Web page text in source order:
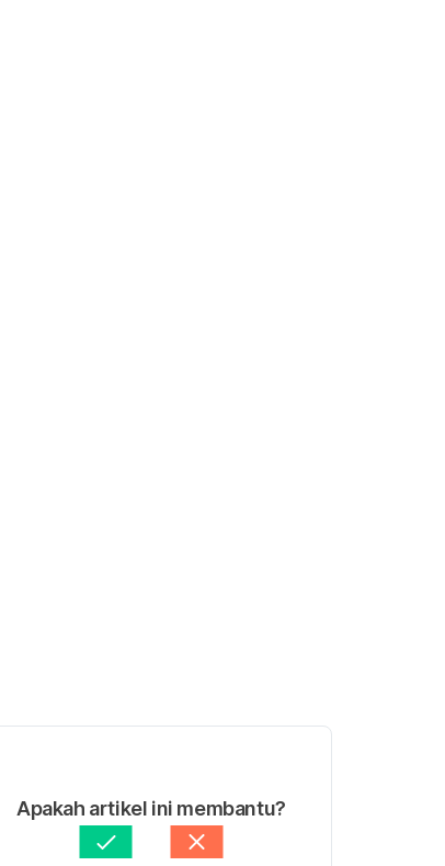
Apakah artikel ini membantu?